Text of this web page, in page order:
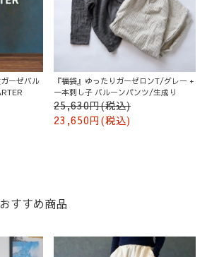
ーゼバル
『福袋』ゆったりガーゼロンT/グレー +
一本刺し子 バルーンパンツ/生成り
25,630円(税込)
23,650円(税込)
すすめ商品